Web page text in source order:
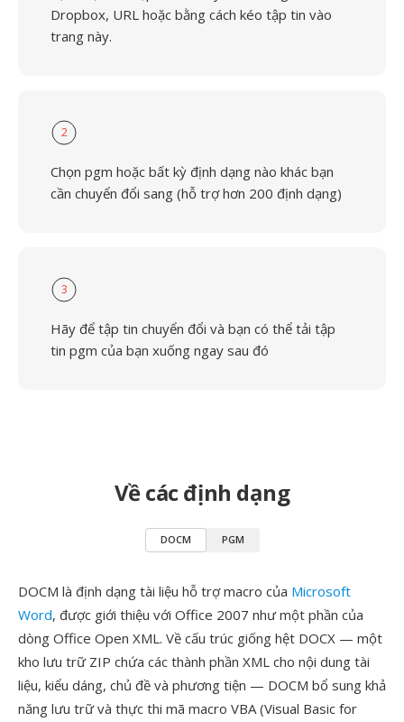
Dropbox, URL hoặc bằng cách kéo tập tin vào
trang này.
2
Chọn pgm hoặc bất kỳ định dạng nào khác bạn
cần chuyển đổi sang (hỗ trợ hơn 200 định dạng)
3
Hãy để tập tin chuyển đổi và bạn có thể tải tập
tin pgm của bạn xuống ngay sau đó
Về các định dạng
DOCM PGM
DOCM là định dạng tài liệu hỗ trợ macro của Microsoft
Word, được giới thiệu với Office 2007 như một phần của
dòng Office Open XML. Về cấu trúc giống hệt DOCX — một
kho lưu trữ ZIP chứa các thành phần XML cho nội dung tài
liệu, kiểu dáng, chủ đề và phương tiện — DOCM bổ sung khả
năng lưu trữ và thực thi mã macro VBA (Visual Basic for